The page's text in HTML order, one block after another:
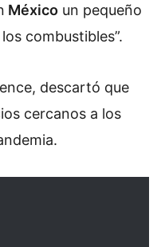
México un pequeño
combustibles”.
descartó que
cercanos a los